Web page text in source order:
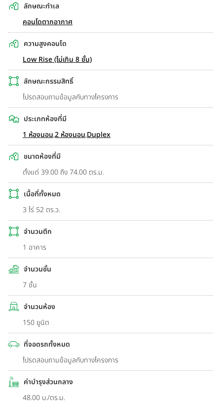
ลักษณะทำเล
คอนโดตากอากาศ
ความสูงคอนโด
Low Rise (ไม่เกิน 8 ชั้น)
ลักษณะกรรมสิทธิ์
โปรดสอบถามข้อมูลกับทางโครงการ
ประเภทห้องที่มี
1 ห้องนอน,2 ห้องนอน,Duplex
ขนาดห้องที่มี
ตั้งแต่ 39.00 ถึง 74.00 ตร.ม.
เนื้อที่ทั้งหมด
3 ไร่ 52 ตร.ว.
จำนวนตึก
1 อาคาร
จำนวนชั้น
7 ชั้น
จำนวนห้อง
150 ยูนิต
ที่จอดรถทั้งหมด
โปรดสอบถามข้อมูลกับทางโครงการ
ค่าบำรุงส่วนกลาง
48.00 บ./ตร.ม.